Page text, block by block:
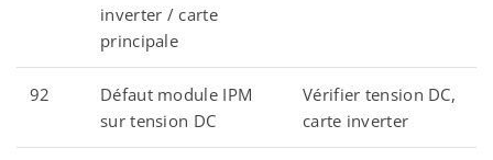
inverter / carte
principale
92
Défaut module IPM
sur tension DC
Vérifier tension DC,
carte inverter